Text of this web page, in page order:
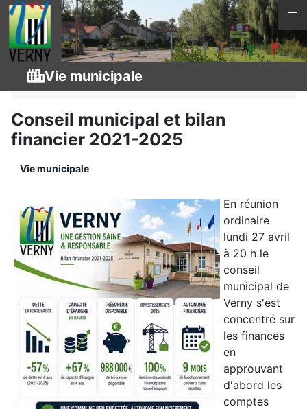
Vous êtes ici :Page d'accueil
Actualités
Conseil municipal et bilan
financier 2021-2025
Vie municipale
En réunion
ordinaire
lundi 27 avril
à 20 h le
conseil
municipal de
Verny s'est
concentré sur
les finances
en
approuvant
d'abord les
comptes
Vie municipale
≡